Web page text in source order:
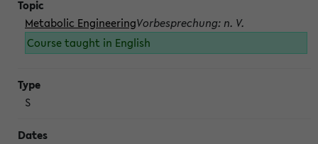
Metabolic EngineeringVorbesprechung: n. V.
Course taught in English
S